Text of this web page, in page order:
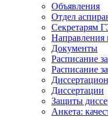
Объявления
Отдел
Секретарям
Направления
Документы
Расписание
Расписание
Диссертации
Защиты
Анкета: